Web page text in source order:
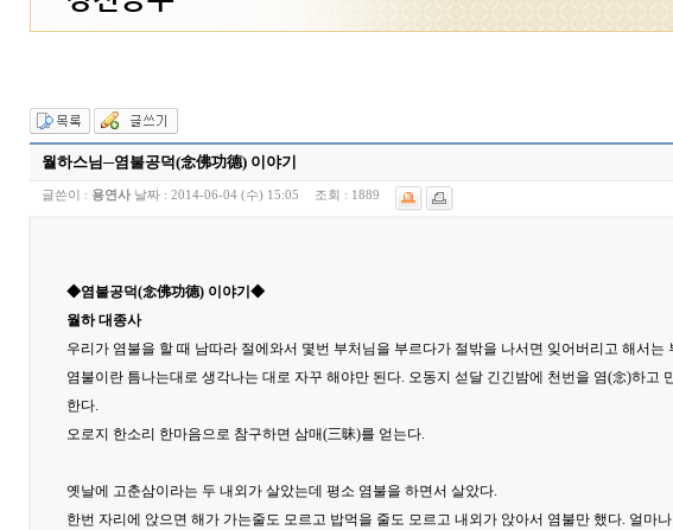
월하스님─염불공덕(念佛功德) 이야기
글쓴이 : 용연사 날짜 : 2014-06-04 (수) 15:05 조회 : 1889
◆염불공덕(念佛功德) 이야기◆
월하 대종사
우리가 염불을 할 때 남따라 절에와서 몇번 부처님을 부르다가 절밖을 나서면 잊어버리고 해서는
염불이란 틈나는대로 생각나는 대로 자꾸 해야만 된다. 오동지 섣달 긴긴밤에 천번을 염(念)하고
한다.
오로지 한소리 한마음으로 참구하면 삼매(三昧)를 얻는다.
옛날에 고춘삼이라는 두 내외가 살았는데 평소 염불을 하면서 살았다.
한번 자리에 앉으면 해가 가는줄도 모르고 밥먹을 줄도 모르고 내외가 앉아서 염불만 했다. 얼마